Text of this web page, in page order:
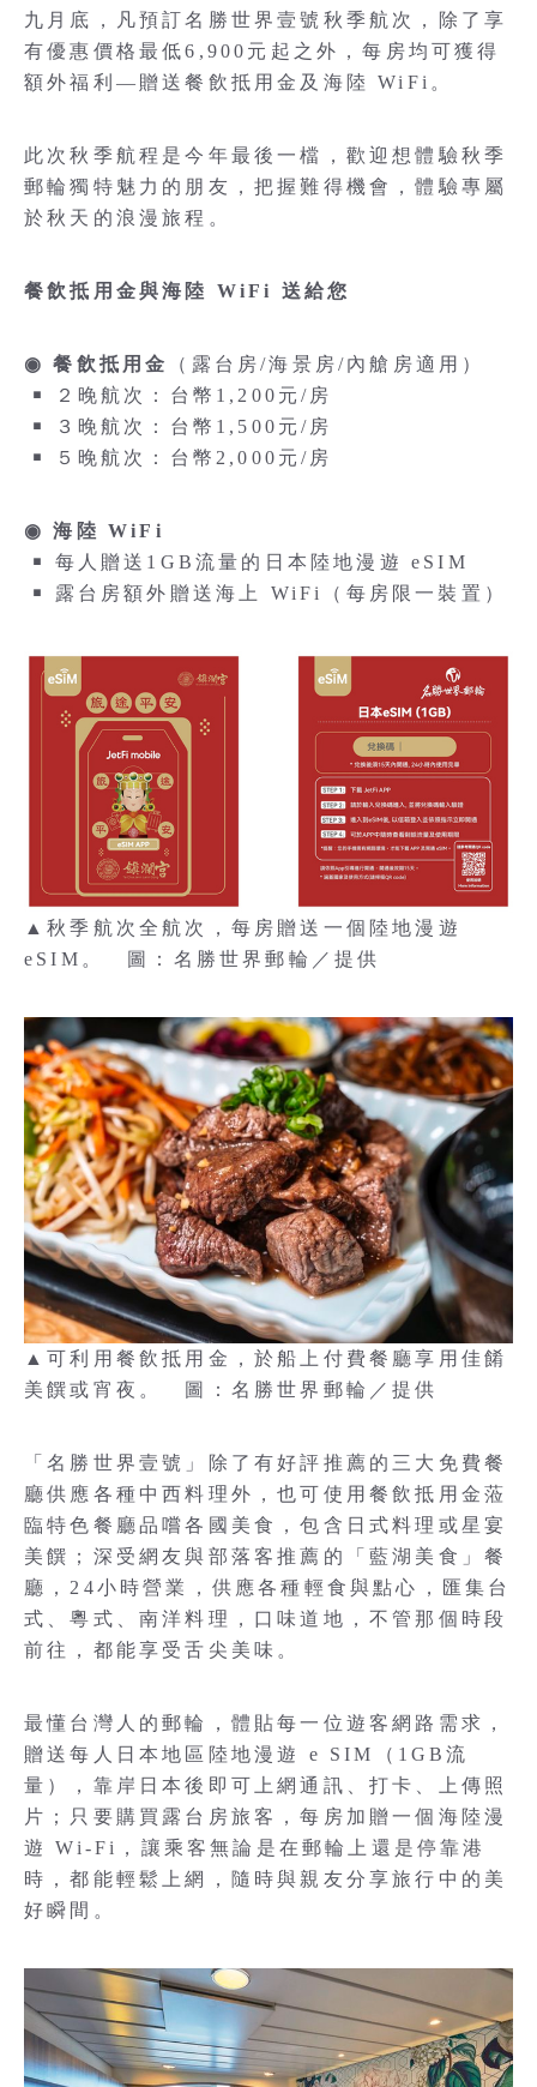
九月底，凡預訂名勝世界壹號秋季航次，除了享
有優惠價格最低6,900元起之外，每房均可獲得
額外福利—贈送餐飲抵用金及海陸 WiFi。
此次秋季航程是今年最後一檔，歡迎想體驗秋季
郵輪獨特魅力的朋友，把握難得機會，體驗專屬
於秋天的浪漫旅程。
餐飲抵用金與海陸 WiFi 送給您
◉ 餐飲抵用金
（露台房/海景房/內艙房適用）
￭ ２晚航次：台幣1,200元/房
￭ ３晚航次：台幣1,500元/房
￭ ５晚航次：台幣2,000元/房
◉ 海陸 WiFi
￭ 每人贈送1GB流量的日本陸地漫遊 eSIM
￭ 露台房額外贈送海上 WiFi（每房限一裝置）
▲秋季航次全航次，每房贈送一個陸地漫遊
eSIM。 圖：名勝世界郵輪／提供
▲可利用餐飲抵用金，於船上付費餐廳享用佳餚
美饌或宵夜。 圖：名勝世界郵輪／提供
「名勝世界壹號」除了有好評推薦的三大免費餐
廳供應各種中西料理外，也可使用餐飲抵用金蒞
臨特色餐廳品嚐各國美食，包含日式料理或星宴
美饌；深受網友與部落客推薦的「藍湖美食」餐
廳，24小時營業，供應各種輕食與點心，匯集台
式、粵式、南洋料理，口味道地，不管那個時段
前往，都能享受舌尖美味。
最懂台灣人的郵輪，體貼每一位遊客網路需求，
贈送每人日本地區陸地漫遊 e SIM（1GB流
量），靠岸日本後即可上網通訊、打卡、上傳照
片；只要購買露台房旅客，每房加贈一個海陸漫
遊 Wi-Fi，讓乘客無論是在郵輪上還是停靠港
時，都能輕鬆上網，隨時與親友分享旅行中的美
好瞬間。